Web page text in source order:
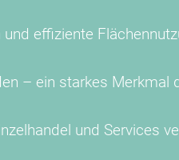
effiziente
– ein starkes Merkmal
und Services